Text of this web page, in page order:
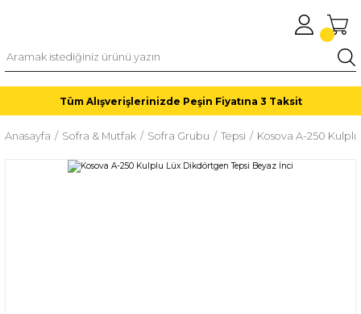
Tüm Alışverişlerinizde Peşin Fiyatına 3 Taksit
Anasayfa Sofra & Mutfak Sofra Grubu Tepsi Kosova A-250